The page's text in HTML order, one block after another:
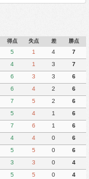
得点 失点 差 勝点
5 1 4
7
4 1 3
7
6 3 3
6
6 4 2
6
7 5 2
6
5 4 1
6
7 6 1
6
4 4 0
6
5 5 0
6
3 3 0
4
5 5 0
4